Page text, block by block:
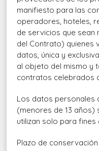
manifiesto para las
operadores, hoteles,
de servicios que sean
del Contrato) quienes
datos, única y
al objeto del mismo y
contratos celebrados
Los datos personales
(menores de 13 años)
utilizan solo para
Plazo de